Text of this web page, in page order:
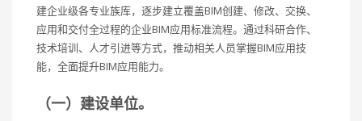
建企业级各专业族库，逐步建立覆盖BIM创建、修改、交换、
应用和交付全过程的企业BIM应用标准流程。通过科研合作、
技术培训、人才引进等方式，推动相关人员掌握BIM应用技
能，全面提升BIM应用能力。
（一）建设单位。